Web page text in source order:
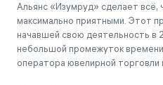
Альянс «Изумруд» сделает
максимально приятными. Этот
начавшей свою деятельность в
небольшой промежуток
оператора ювелирной торговли